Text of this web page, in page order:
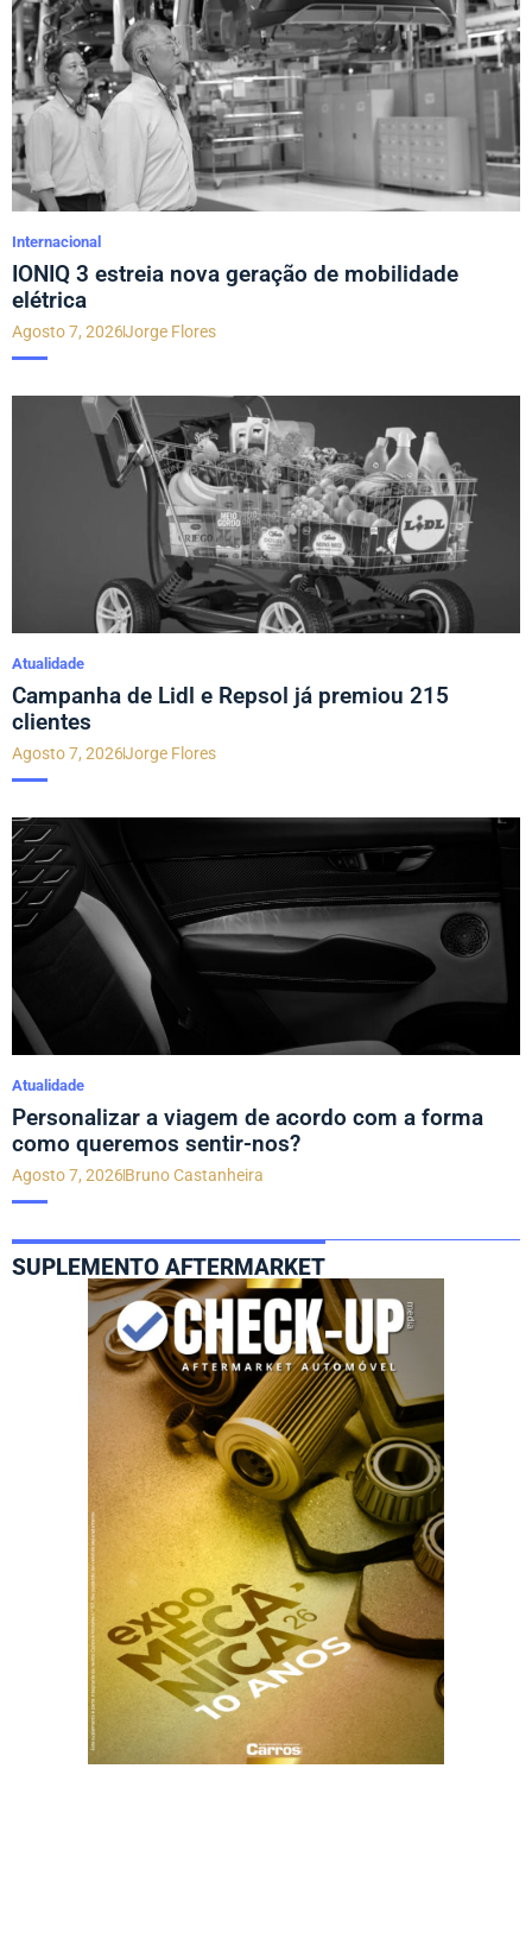
Internacional
IONIQ 3 estreia nova geração de mobilidade
elétrica
Agosto 7, 2026Jorge Flores
Atualidade
Campanha de Lidl e Repsol já premiou 215
clientes
Agosto 7, 2026Jorge Flores
Atualidade
Personalizar a viagem de acordo com a forma
como queremos sentir-nos?
Agosto 7, 2026Bruno Castanheira
SUPLEMENTO AFTERMARKET